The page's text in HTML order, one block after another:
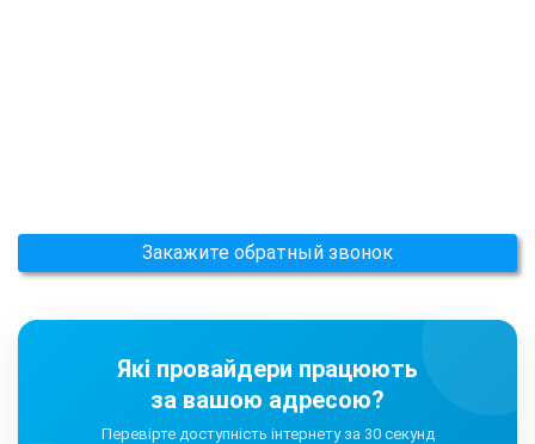
Закажите обратный звонок
Які провайдери працюють
за вашою адресою?
Перевірте доступність інтернету за 30 секунд